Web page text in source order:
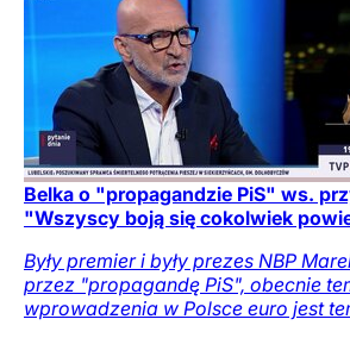
Belka o "propagandzie PiS" ws.
"Wszyscy boją się cokolwiek
Były premier i były prezes NBP
przez "propagandę PiS", obecnie
wprowadzenia w Polsce euro jest